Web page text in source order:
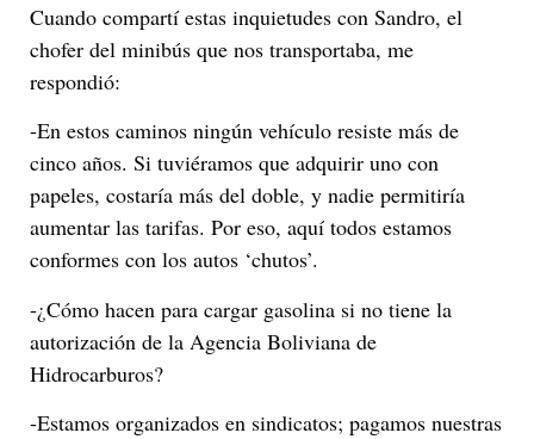
Cuando compartí estas inquietudes con Sandro, el
chofer del minibús que nos transportaba, me
respondió:
-En estos caminos ningún vehículo resiste más de
cinco años. Si tuviéramos que adquirir uno con
papeles, costaría más del doble, y nadie permitiría
aumentar las tarifas. Por eso, aquí todos estamos
conformes con los autos ‘chutos’.
-¿Cómo hacen para cargar gasolina si no tiene la
autorización de la Agencia Boliviana de
Hidrocarburos?
-Estamos organizados en sindicatos; pagamos nuestras